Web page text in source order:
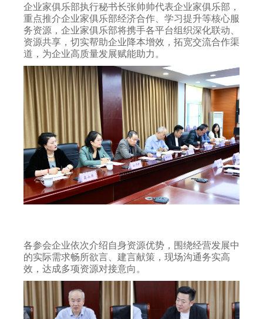
企业家俱乐部执行秘书长张帅帅代表企业家俱乐部，
重点推介企业家俱乐部经济合作、学习提升等核心服
务资源，企业家俱乐部将携手各平台组织深化联动、
资源共享，切实帮助企业降本增效，拓宽交流合作渠
道，为企业高质量发展赋能助力。
各参会企业依次介绍自身资源优势，围绕经营发展中
的实际需求畅所欲言、建言献策，现场沟通务实高
效，达成多项资源对接意向。